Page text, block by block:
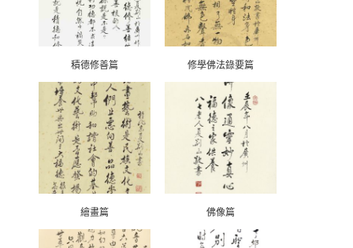
積德修善篇 修學佛法錄要篇
繪畫篇 佛像篇